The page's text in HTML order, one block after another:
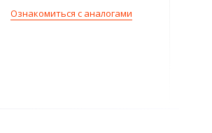
Ознакомиться с аналогами